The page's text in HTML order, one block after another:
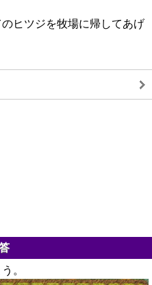
ヒツジを牧場に帰してあげ
。